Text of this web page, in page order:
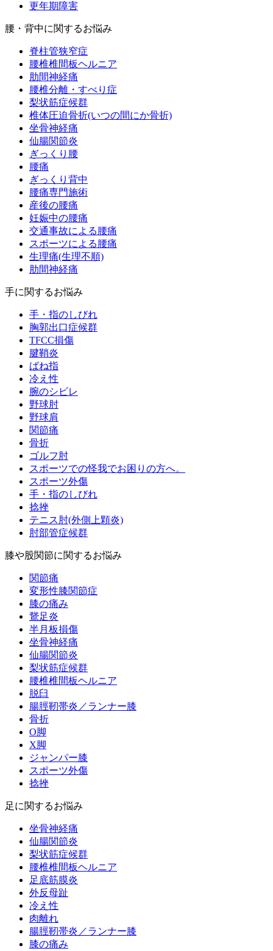
更年期障害
腰・背中に関するお悩み
脊柱管狭窄症
腰椎椎間板ヘルニア
肋間神経痛
腰椎分離・すべり症
梨状筋症候群
椎体圧迫骨折(いつの間にか骨折)
坐骨神経痛
仙腸関節炎
ぎっくり腰
腰痛
ぎっくり背中
腰痛専門施術
産後の腰痛
妊娠中の腰痛
交通事故による腰痛
スポーツによる腰痛
生理痛(生理不順)
肋間神経痛
手に関するお悩み
手・指のしびれ
胸郭出口症候群
TFCC損傷
腱鞘炎
ばね指
冷え性
腕のシビレ
野球肘
野球肩
関節痛
骨折
ゴルフ肘
スポーツでの怪我でお困りの方へ。
スポーツ外傷
手・指のしびれ
捻挫
テニス肘(外側上顆炎)
肘部管症候群
膝や股関節に関するお悩み
関節痛
変形性膝関節症
膝の痛み
鵞足炎
半月板損傷
坐骨神経痛
仙腸関節炎
梨状筋症候群
腰椎椎間板ヘルニア
脱臼
腸脛靭帯炎／ランナー膝
骨折
O脚
X脚
ジャンパー膝
スポーツ外傷
捻挫
足に関するお悩み
坐骨神経痛
仙腸関節炎
梨状筋症候群
腰椎椎間板ヘルニア
足底筋膜炎
外反母趾
冷え性
肉離れ
腸脛靭帯炎／ランナー膝
膝の痛み